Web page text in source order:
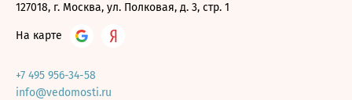
127018, г. Москва, ул. Полковая, д. 3, стр. 1
На карте
+7 495 956-34-58
info@vedomosti.ru